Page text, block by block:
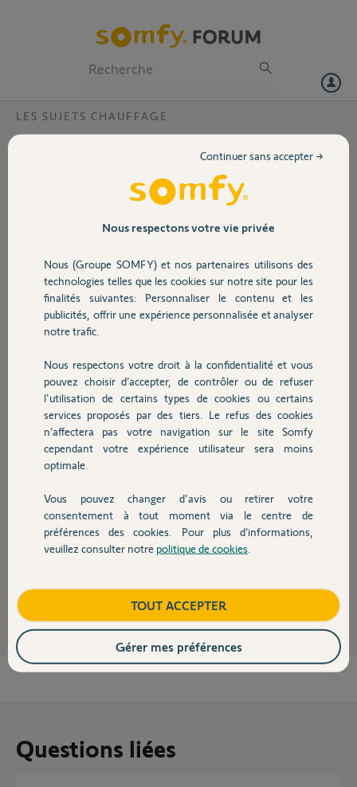
Volet
Sécurité
Domotique
Chauffage
Autres produits
Devis avec un pro
Contact
LES SUJETS CHAUFFAGE
thermostat clignote rouge
Mon thermostat clignote rouge. Ma passerelle fonctionne
Merci,
dominique D.
il y a plus d'un an
Participer au fil de discussion
Réponses
Bonjour Dominique,
Pour cela, je vous invite à suivre la procédure "d'appairage wifi" (dans le
menu Guide d'installation) pour reset la connexion Wifi de la passerelle.
Bonne journée,
Questions liées
Nous respectons votre vie privée
Nous (Groupe SOMFY) et nos partenaires utilisons des
technologies telles que les cookies sur notre site pour les
finalités suivantes: Personnaliser le contenu et les
publicités, offrir une expérience personnalisée et analyser
notre trafic.
Nous respectons votre droit à la confidentialité et vous
pouvez choisir d’accepter, de contrôler ou de refuser
l'utilisation de certains types de cookies ou certains
services proposés par des tiers. Le refus des cookies
n’affectera pas votre navigation sur le site Somfy
cependant votre expérience utilisateur sera moins
optimale.
Vous pouvez changer d'avis ou retirer votre
consentement à tout moment via le centre de
préférences des cookies. Pour plus d’informations,
veuillez consulter notre politique de cookies
Continuer sans accepter →
TOUT ACCEPTER
Gérer mes préférences